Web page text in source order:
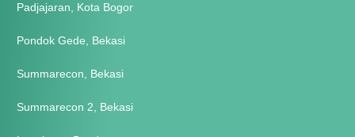
Padjajaran, Kota Bogor
Pondok Gede, Bekasi
Summarecon, Bekasi
Summarecon 2, Bekasi